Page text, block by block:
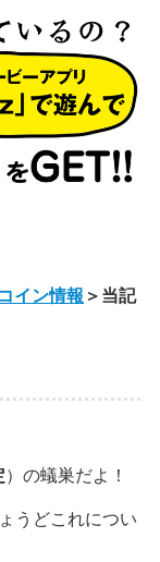
イン情報 ＞当記
）の蟻巣だよ！
うどこれについ